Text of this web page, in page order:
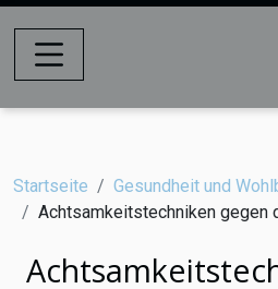
Startseite
Gesundheit und
Achtsamkeitstechniken gegen